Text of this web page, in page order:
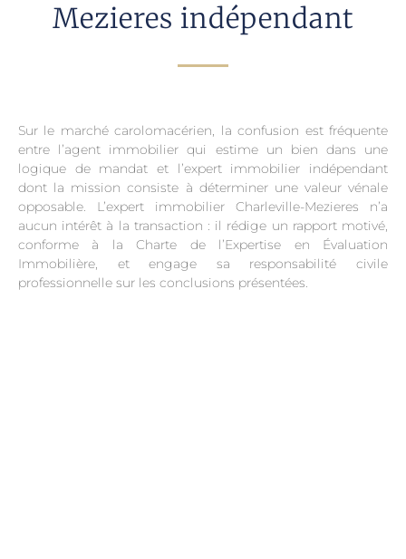
Mezieres indépendant
Sur le marché carolomacérien, la confusion est fréquente
entre l’agent immobilier qui estime un bien dans une
logique de mandat et l’expert immobilier indépendant
dont la mission consiste à déterminer une valeur vénale
opposable. L’expert immobilier Charleville-Mezieres n’a
aucun intérêt à la transaction : il rédige un rapport motivé,
conforme à la Charte de l’Expertise en Évaluation
Immobilière, et engage sa responsabilité civile
professionnelle sur les conclusions présentées.